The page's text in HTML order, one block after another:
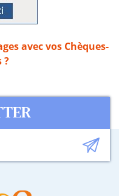
avec vos Chèques-
?